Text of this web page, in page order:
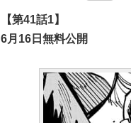
【第41話1】
6月16日無料公開